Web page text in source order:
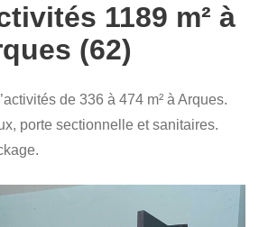
1189 m² à
(62)
de 336 à 474 m² à Arques.
porte sectionnelle et sanitaires.